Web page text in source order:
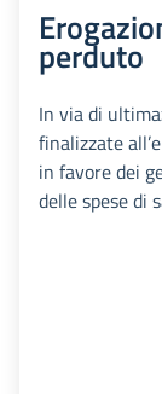
perduto
In via di
finalizzate
in favore dei
delle spese di